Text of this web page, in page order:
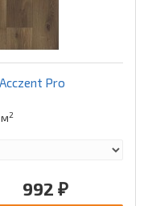
Pro
м2
992 ₽